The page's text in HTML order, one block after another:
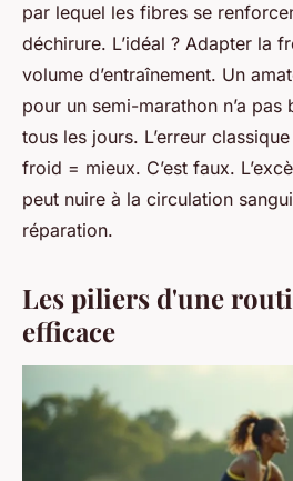
par lequel les fibres se
déchirure. L’idéal ? Adapter la
volume d’entraînement. Un
pour un semi-marathon n’a pas
tous les jours. L’erreur
froid = mieux. C’est faux.
peut nuire à la circulation
réparation.
Les piliers d'une
efficace